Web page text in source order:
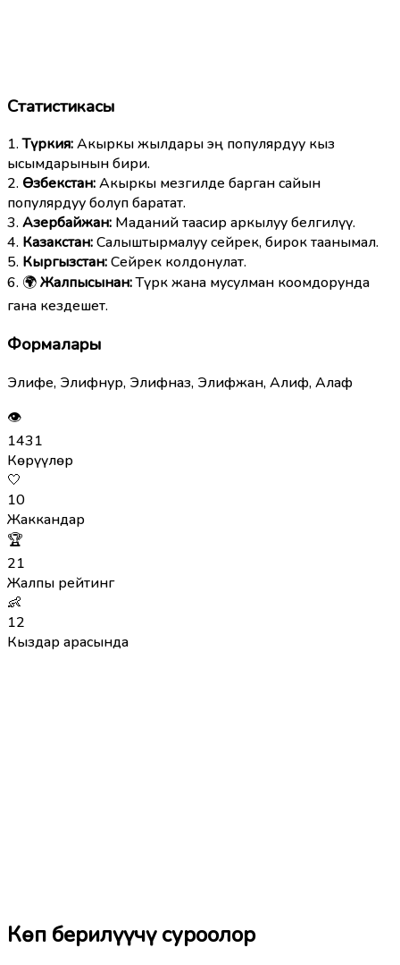
Статистикасы
1.Түркия:Акыркы жылдары эң популярдуу кыз
ысымдарынын бири.
2. Өзбекстан:Акыркы мезгилде барган сайын
популярдуу болуп баратат.
3. Азербайжан: Маданий таасир аркылуу белгилүү.
4. Казакстан:Салыштырмалуу сейрек, бирок таанымал.
5. Кыргызстан:Сейрек колдонулат.
6. 🌍Жалпысынан:Түрк жана мусулман коомдорунда
гана кездешет.
Формалары
Элифе, Элифнур, Элифназ, Элифжан, Алиф, Алаф
👁
1431
Көрүүлөр
🤍
10
Жаккандар
🏆
21
Жалпы рейтинг
👶
12
Кыздар арасында
Көп берилүүчү суроолор